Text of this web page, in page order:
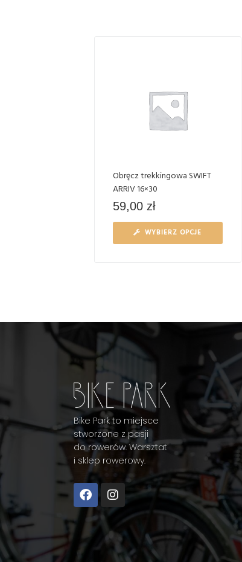
Obręcz trekkingowa SWIFT
ARRIV 16×30
59,00 zł
WYBIERZ OPCJE
Bike Park to miejsce
stworzone z pasji
do rowerów. Warsztat
i sklep rowerowy.